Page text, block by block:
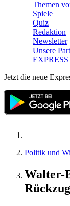
Themen
Spiele
Quiz
Redaktion
Newsletter
Unsere
EXPRESS
Jetzt die neue
Politik und
Walter-